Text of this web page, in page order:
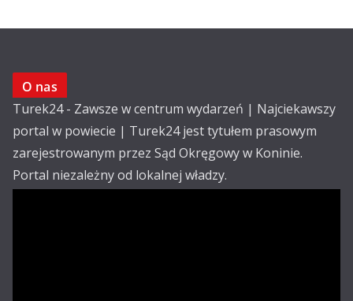
O nas
Turek24 - Zawsze w centrum wydarzeń | Najciekawszy
portal w powiecie | Turek24 jest tytułem prasowym
zarejestrowanym przez Sąd Okręgowy w Koninie.
Portal niezależny od lokalnej władzy.